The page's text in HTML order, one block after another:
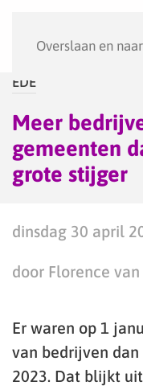
Overslaan en
EDE
Meer
gemeenten
grote stijger
dinsdag 30 april
door Florence
Er waren op 1
van bedrijven
2023. Dat blijkt